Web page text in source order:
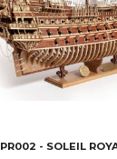
PR002 - SOLEIL